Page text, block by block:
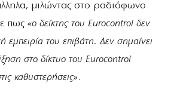
μιλώντας στο ραδιόφωνο
πως «ο δείκτης του Εurocontrol δεν
εμπειρία του επιβάτη. Δεν σημαίνει
στο δίκτυο του Eurocontrol
καθυστερήσεις».